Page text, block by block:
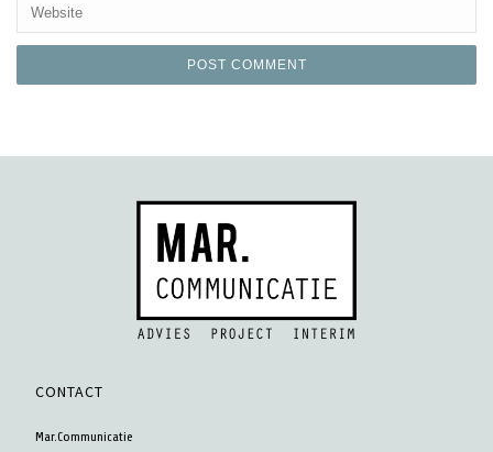
CONTACT
Mar.Communicatie